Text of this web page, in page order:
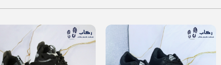
– جنس: Soft EVA
– تعداد در کارتن: 36 جفت
– جنس: AIRBLOWING